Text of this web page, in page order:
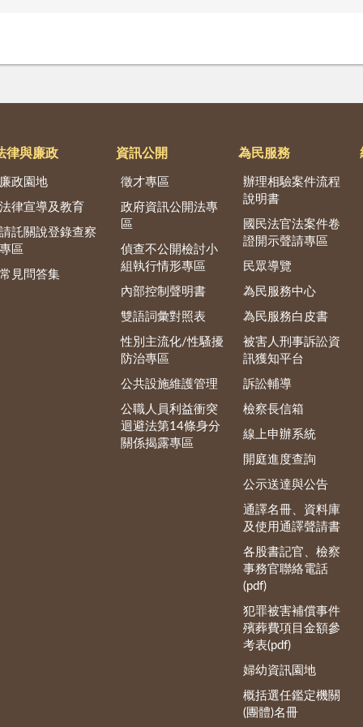
律與廉政
政園地
律宣導及教育
託關說登錄查察
區
見問答集
資訊公開
徵才專區
政府資訊公開法專
區
偵查不公開檢討小
組執行情形專區
內部控制聲明書
雙語詞彙對照表
性別主流化/性騷擾
防治專區
公共設施維護管理
公職人員利益衝突
迴避法第14條身分
關係揭露專區
為民服務
辦理相驗案件流程
說明書
國民法官法案件卷
證開示聲請專區
民眾導覽
為民服務中心
為民服務白皮書
被害人刑事訴訟資
訊獲知平台
訴訟輔導
檢察長信箱
線上申辦系統
開庭進度查詢
公示送達與公告
通譯名冊、資料庫
及使用通譯聲請書
各股書記官、檢察
事務官聯絡電話
(pdf)
犯罪被害補償事件
殯葬費項目金額參
考表(pdf)
婦幼資訊園地
概括選任鑑定機關
(團體)名冊